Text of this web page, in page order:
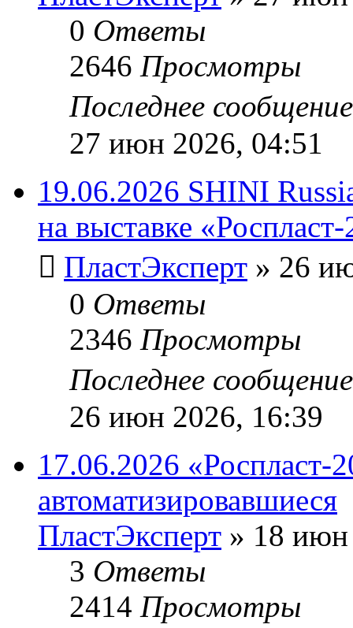
0 Ответы
2646 Просмотры
Последнее
27 июн 2026, 04:51
19.06.2026 SHINI
на выставке
ПластЭксперт » 26
0 Ответы
2346 Просмотры
Последнее
26 июн 2026, 16:39
17.06.2026 «Роспласт-
автоматизировавшиеся
ПластЭксперт » 18 июн
3 Ответы
2414 Просмотры